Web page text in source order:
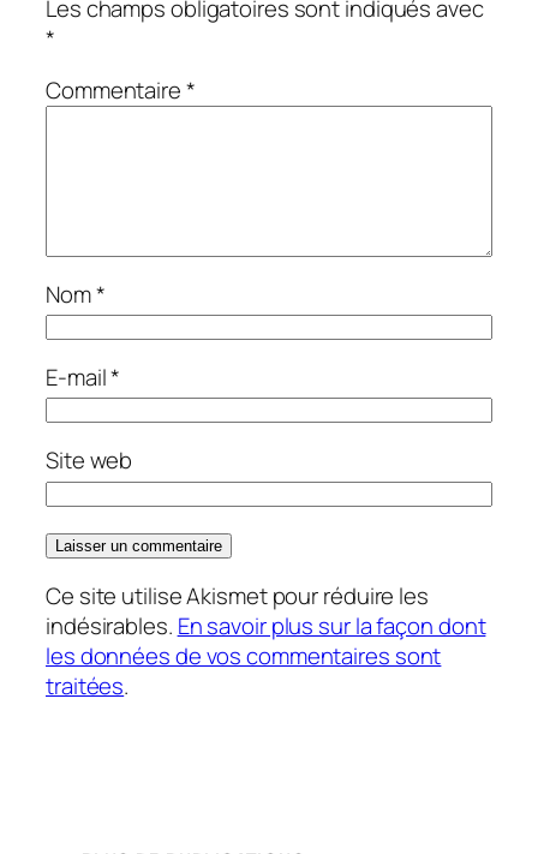
Les champs obligatoires sont indiqués avec
*
Commentaire*
Nom*
E-mail*
Site web
Ce site utilise Akismet pour réduire les
indésirables. En savoir plus sur la façon dont
les données de vos commentaires sont
traitées.